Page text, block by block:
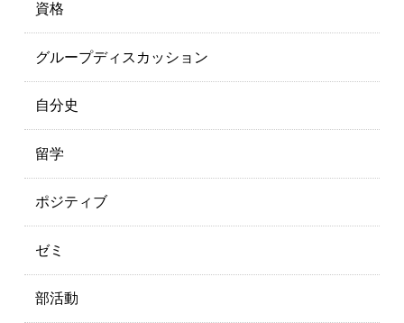
資格
グループディスカッション
自分史
留学
ポジティブ
ゼミ
部活動